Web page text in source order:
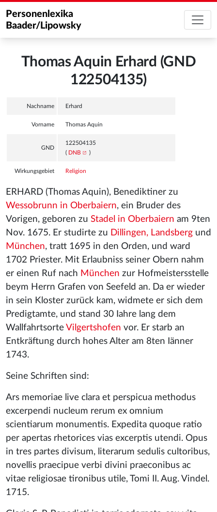
Personenlexika
Baader/Lipowsky
Thomas Aquin Erhard (GND
122504135)
Nachname Erhard
Vorname Thomas Aquin
GND
122504135
( DNB )
Wirkungsgebiet Religion
ERHARD (Thomas Aquin), Benediktiner zu
Wessobrunn in Oberbaiern, ein Bruder des
Vorigen, geboren zu Stadel in Oberbaiern am 9ten
Nov. 1675. Er studirte zu Dillingen, Landsberg und
München, tratt 1695 in den Orden, und ward
1702 Priester. Mit Erlaubniss seiner Obern nahm
er einen Ruf nach München zur Hofmeistersstelle
beym Herrn Grafen von Seefeld an. Da er wieder
in sein Kloster zurück kam, widmete er sich dem
Predigtamte, und stand 30 Iahre lang dem
Wallfahrtsorte Vilgertshofen vor. Er starb an
Entkräftung durch hohes Alter am 8ten Iänner
1743.
Seine Schriften sind:
Ars memoriae live clara et perspicua methodus
excerpendi nucleum rerum ex omnium
scientiarum monumentis. Expedita quoque ratio
per apertas rhetorices vias excerptis utendi. Opus
in tres partes divisum, literarum sedulis cultoribus,
novellis praecipue verbi divini praeconibus ac
vitae religiosae tironibus utile, Tomi II. Aug. Vindel.
1715.